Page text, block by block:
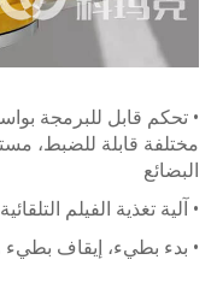
قابلة للضبط، مستشعر
تغذية الفيلم التلقائية مع
بطيء، إيقاف بطيء وإعادة